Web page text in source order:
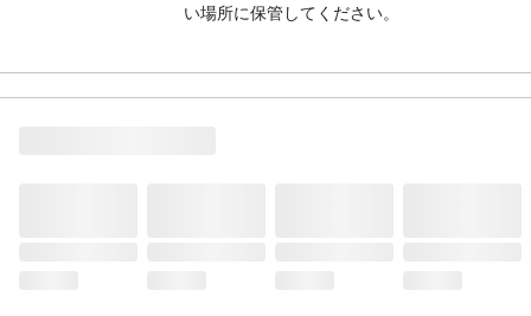
い場所に保管してください。
生産国
中国